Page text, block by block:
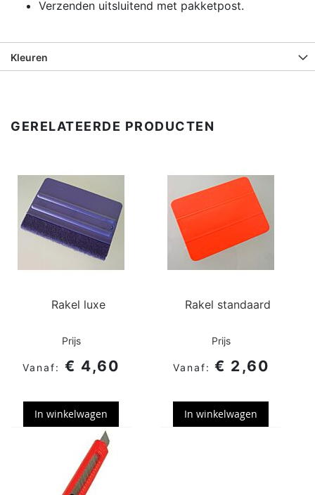
Verzenden uitsluitend met pakketpost.
Kleuren
GERELATEERDE PRODUCTEN
Rakel luxe
Prijs
€ 4,60
In winkelwagen
Rakel standaard
Prijs
€ 2,60
In winkelwagen